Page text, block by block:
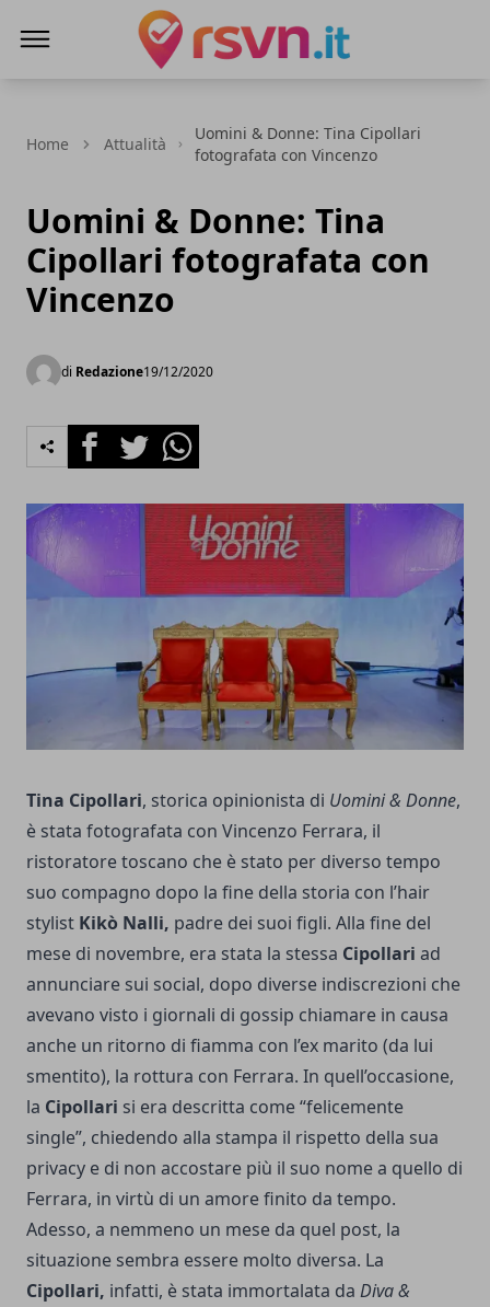
Home Attualità
Uomini & Donne: Tina Cipollari
fotografata con Vincenzo
Uomini & Donne: Tina
Cipollari fotografata con
Vincenzo
di Redazione19/12/2020
FacebookTwitterWhatsapp
Tina Cipollari, storica opinionista di Uomini & Donne,
è stata fotografata con Vincenzo Ferrara, il
ristoratore toscano che è stato per diverso tempo
suo compagno dopo la fine della storia con l’hair
stylist Kikò Nalli, padre dei suoi figli. Alla fine del
mese di novembre, era stata la stessa Cipollari ad
annunciare sui social, dopo diverse indiscrezioni che
avevano visto i giornali di gossip chiamare in causa
anche un ritorno di fiamma con l’ex marito (da lui
smentito), la rottura con Ferrara. In quell’occasione,
la Cipollari si era descritta come “felicemente
single”, chiedendo alla stampa il rispetto della sua
privacy e di non accostare più il suo nome a quello di
Ferrara, in virtù di un amore finito da tempo.
Adesso, a nemmeno un mese da quel post, la
situazione sembra essere molto diversa. La
Cipollari, infatti, è stata immortalata da Diva &